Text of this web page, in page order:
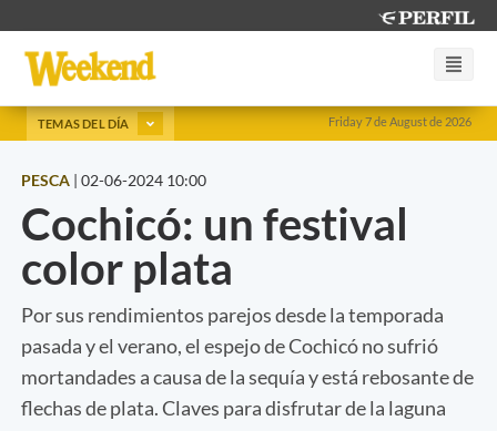
Friday 7 de August de 2026
TEMAS DEL DÍA
PESCA | 02-06-2024 10:00
Cochicó: un festival
color plata
Por sus rendimientos parejos desde la temporada
pasada y el verano, el espejo de Cochicó no sufrió
mortandades a causa de la sequía y está rebosante de
flechas de plata. Claves para disfrutar de la laguna